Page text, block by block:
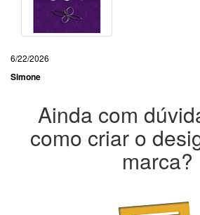
6/22/2026
Simone
Ainda com
como criar o
marca?